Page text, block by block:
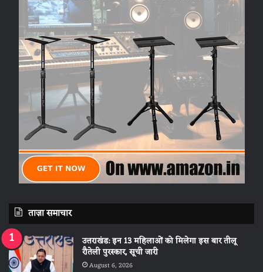
ताज़ा समाचार
उत्तराखंड: इन 13 महिलाओं को मिलेगा इस बार तीलू
रौतेली पुरस्कार, सूची जारी
August 6, 2026